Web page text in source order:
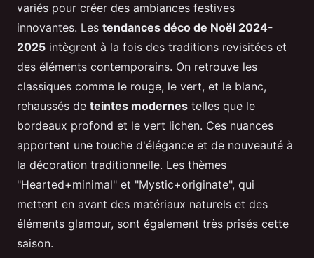
variés pour créer des ambiances festives
innovantes. Les tendances déco de Noël 2024-
2025 intègrent à la fois des traditions revisitées et
des éléments contemporains. On retrouve les
classiques comme le rouge, le vert, et le blanc,
rehaussés de teintes modernes telles que le
bordeaux profond et le vert lichen. Ces nuances
apportent une touche d'élégance et de nouveauté à
la décoration traditionnelle. Les thèmes
"Hearted+minimal" et "Mystic+originate", qui
mettent en avant des matériaux naturels et des
éléments glamour, sont également très prisés cette
saison.